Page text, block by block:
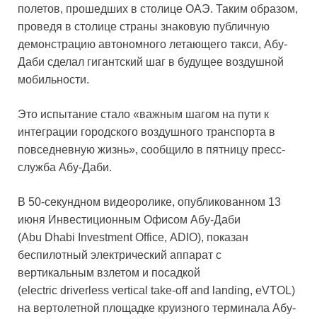
полетов, прошедших в столице ОАЭ. Таким образом,
проведя в столице страны знаковую публичную
демонстрацию автономного летающего такси, Абу-
Даби сделал гигантский шаг в будущее воздушной
мобильности.
Это испытание стало «важным шагом на пути к
интеграции городского воздушного транспорта в
повседневную жизнь», сообщило в пятницу пресс-
служба Абу-Даби.
В 50-секундном видеоролике, опубликованном 13
июня Инвестиционным Офисом Абу-Даби
(Abu Dhabi Investment Office, ADIO), показан
беспилотный электрический аппарат с
вертикальным взлетом и посадкой
(electric driverless vertical take-off and landing, eVTOL)
на вертолетной площадке круизного терминала Абу-